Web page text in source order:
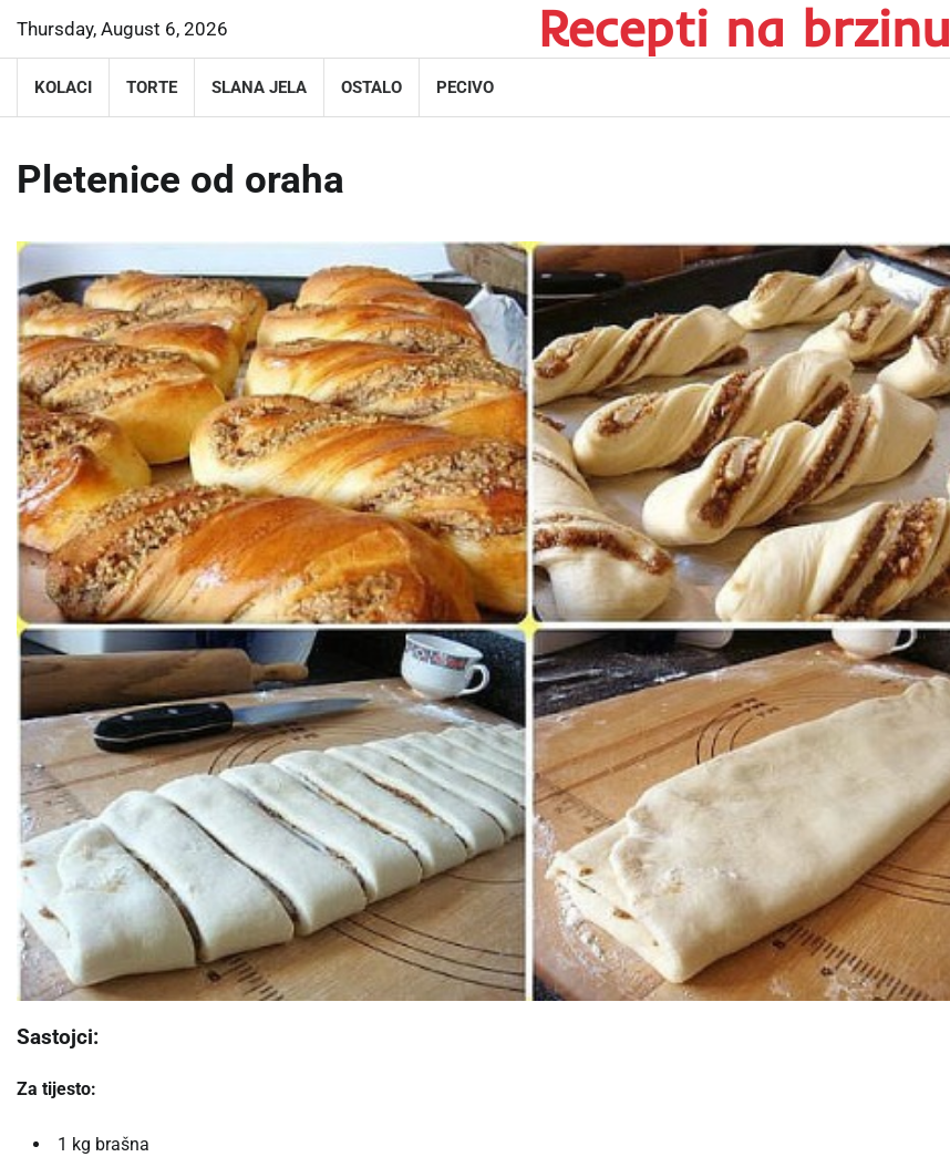
content
Thursday, August 6, 2026 Recepti na brzinu
KOLACI TORTE SLANA JELA OSTALO PECIVO
Pletenice od oraha
Sastojci:
Za tijesto:
1 kg brašna